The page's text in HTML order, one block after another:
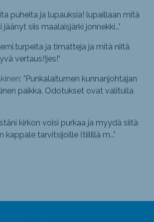
puheita ja lupauksia! lupaillaan mitä
siis maalaisjärki jonnekki..."
ja timatteja ja mitä niitä
vertaus!!jes!"
"Punkalaitumen kunnanjohtajan
paikka. Odotukset ovat valitulla
kirkon voisi purkaa ja myydä siitä
kappale tarvitsijoille (tiilillä m..."